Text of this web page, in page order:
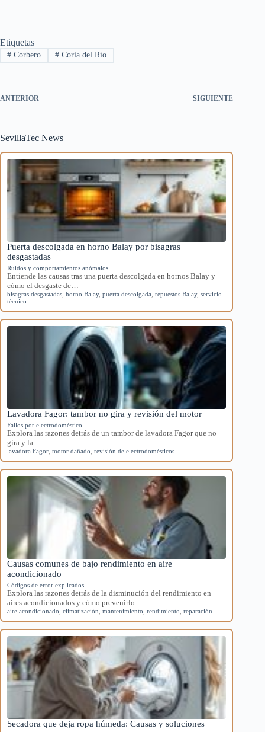
Etiquetas
#Corbero #Coria del Río
ANTERIOR SIGUIENTE
SevillaTec News
Puerta descolgada en horno Balay por bisagras
desgastadas
Ruidos y comportamientos anómalos
Entiende las causas tras una puerta descolgada en hornos Balay y
cómo el desgaste de…
bisagras desgastadas horno Balay, puerta descolgada repuestos Balay, servicio
técnico
Lavadora Fagor: tambor no gira y revisión del motor
Fallos por electrodoméstico
Explora las razones detrás de un tambor de lavadora Fagor que no
gira y la…
lavadora Fagor motor dañado revisión de electrodomésticos
Causas comunes de bajo rendimiento en aire
acondicionado
Códigos de error explicados
Explora las razones detrás de la disminución del rendimiento en
aires acondicionados y cómo prevenirlo.
aire acondicionado climatización mantenimiento rendimiento reparación
Secadora que deja ropa húmeda: Causas y soluciones